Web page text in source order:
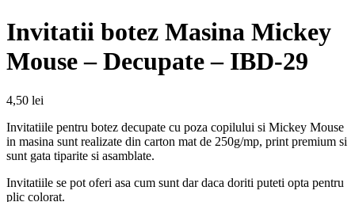
Invitatii botez Masina Mickey
Mouse – Decupate – IBD-29
4,50 lei
Invitatiile pentru botez decupate cu poza copilului si Mickey Mouse
in masina sunt realizate din carton mat de 250g/mp, print premium si
sunt gata tiparite si asamblate.
Invitatiile se pot oferi asa cum sunt dar daca doriti puteti opta pentru
plic colorat.